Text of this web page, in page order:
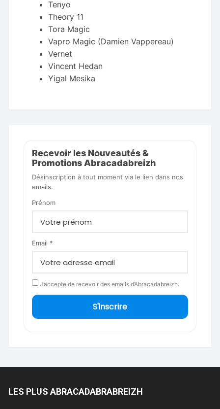
Tenyo
Theory 11
Tora Magic
Vapro Magic (Damien Vappereau)
Vernet
Vincent Hedan
Yigal Mesika
Recevoir les Nouveautés &
Promotions Abracadabreizh
Désinscription à tout moment via le lien dans nos
emails.
Prénom
Email *
J’accepte de recevoir des emails d’Abracadabreizh.
S'inscrire
LES PLUS ABRACADABRABREIZH